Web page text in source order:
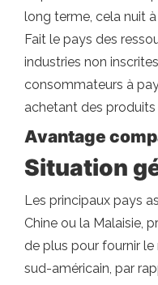
long terme, cela nuit
Fait le pays des
industries non
consommateurs à
achetant des produits
Avantage
Situation
Les principaux pays
Chine ou la Malaisie,
de plus pour fournir
sud-américain, par